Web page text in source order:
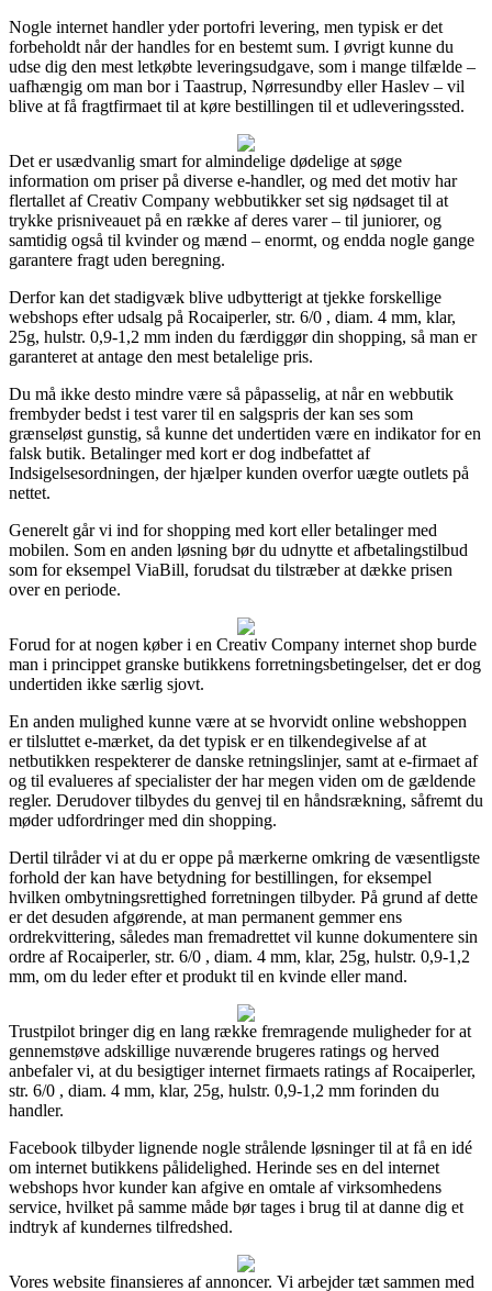
Nogle internet handler yder portofri levering, men typisk er det
forbeholdt når der handles for en bestemt sum. I øvrigt kunne du
udse dig den mest letkøbte leveringsudgave, som i mange tilfælde –
uafhængig om man bor i Taastrup, Nørresundby eller Haslev – vil
blive at få fragtfirmaet til at køre bestillingen til et udleveringssted.
Det er usædvanlig smart for almindelige dødelige at søge
information om priser på diverse e-handler, og med det motiv har
flertallet af Creativ Company webbutikker set sig nødsaget til at
trykke prisniveauet på en række af deres varer – til juniorer, og
samtidig også til kvinder og mænd – enormt, og endda nogle gange
garantere fragt uden beregning.
Derfor kan det stadigvæk blive udbytterigt at tjekke forskellige
webshops efter udsalg på Rocaiperler, str. 6/0 , diam. 4 mm, klar,
25g, hulstr. 0,9-1,2 mm inden du færdiggør din shopping, så man er
garanteret at antage den mest betalelige pris.
Du må ikke desto mindre være så påpasselig, at når en webbutik
frembyder bedst i test varer til en salgspris der kan ses som
grænseløst gunstig, så kunne det undertiden være en indikator for en
falsk butik. Betalinger med kort er dog indbefattet af
Indsigelsesordningen, der hjælper kunden overfor uægte outlets på
nettet.
Generelt går vi ind for shopping med kort eller betalinger med
mobilen. Som en anden løsning bør du udnytte et afbetalingstilbud
som for eksempel ViaBill, forudsat du tilstræber at dække prisen
over en periode.
Forud for at nogen køber i en Creativ Company internet shop burde
man i princippet granske butikkens forretningsbetingelser, det er dog
undertiden ikke særlig sjovt.
En anden mulighed kunne være at se hvorvidt online webshoppen
er tilsluttet e-mærket, da det typisk er en tilkendegivelse af at
netbutikken respekterer de danske retningslinjer, samt at e-firmaet af
og til evalueres af specialister der har megen viden om de gældende
regler. Derudover tilbydes du genvej til en håndsrækning, såfremt du
møder udfordringer med din shopping.
Dertil tilråder vi at du er oppe på mærkerne omkring de væsentligste
forhold der kan have betydning for bestillingen, for eksempel
hvilken ombytningsrettighed forretningen tilbyder. På grund af dette
er det desuden afgørende, at man permanent gemmer ens
ordrekvittering, således man fremadrettet vil kunne dokumentere sin
ordre af Rocaiperler, str. 6/0 , diam. 4 mm, klar, 25g, hulstr. 0,9-1,2
mm, om du leder efter et produkt til en kvinde eller mand.
Trustpilot bringer dig en lang række fremragende muligheder for at
gennemstøve adskillige nuværende brugeres ratings og herved
anbefaler vi, at du besigtiger internet firmaets ratings af Rocaiperler,
str. 6/0 , diam. 4 mm, klar, 25g, hulstr. 0,9-1,2 mm forinden du
handler.
Facebook tilbyder lignende nogle strålende løsninger til at få en idé
om internet butikkens pålidelighed. Herinde ses en del internet
webshops hvor kunder kan afgive en omtale af virksomhedens
service, hvilket på samme måde bør tages i brug til at danne dig et
indtryk af kundernes tilfredshed.
Vores website finansieres af annoncer. Vi arbejder tæt sammen med